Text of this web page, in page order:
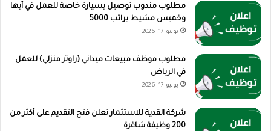
مطلوب مندوب توصيل بسيارة خاصة للعمل في أبها
وخميس مشيط براتب 5000
يوليو 17, 2026
مطلوب موظف مبيعات ميداني (راوتر منزلي) للعمل
في الرياض
يوليو 17, 2026
شركة القدية للاستثمار تعلن فتح التقديم على أكثر من
200 وظيفة شاغرة